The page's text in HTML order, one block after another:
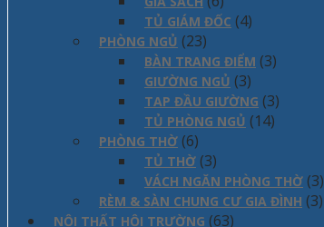
TỦ GIÁM ĐỐC (4)
PHÒNG NGỦ (23)
BÀN TRANG ĐIỂM (3)
GIƯỜNG NGỦ (3)
TAP ĐẦU GIƯỜNG (3)
TỦ PHÒNG NGỦ (14)
PHÒNG THỜ (6)
TỦ THỜ (3)
VÁCH NGĂN PHÒNG THỜ (3)
RÈM & SÀN CHUNG CƯ GIA ĐÌNH (3)
NỘI THẤT HỘI TRƯỜNG (63)